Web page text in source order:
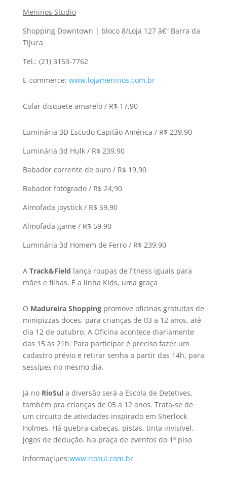
Meninos Studio
Shopping Downtown | bloco 8/Loja 127 â€“ Barra da
Tijuca
Tel.: (21) 3153-7762
E-commerce: www.lojameninos.com.br
Colar disquete amarelo / R$ 17,90
Luminária 3D Escudo Capitão América / R$ 239,90
Luminária 3d Hulk / R$ 239,90
Babador corrente de ouro / R$ 19,90
Babador fotógrado / R$ 24,90
Almofada joystick / R$ 59,90
Almofada game / R$ 59,90
Luminária 3d Homem de Ferro / R$ 239,90
A Track&Field lança roupas de fitness iguais para
mães e filhas. É a linha Kids, uma graça
O Madureira Shoppingpromove oficinas gratuitas de
minipizzas doces, para crianças de 03 a 12 anos, até
dia 12 de outubro. A Oficina acontece diariamente
das 15 às 21h. Para participar é preciso fazer um
cadastro prévio e retirar senha a partir das 14h, para
sessíµes no mesmo dia.
Já no RioSula diversão será a Escola de Detetives,
também pra crianças de 05 a 12 anos. Trata-se de
um circuito de atividades inspirado em Sherlock
Holmes. Há quebra-cabeças, pistas, tinta invisí­vel,
jogos de dedução. Na praça de eventos do 1º piso
Informaçíµes:www.riosul.com.br